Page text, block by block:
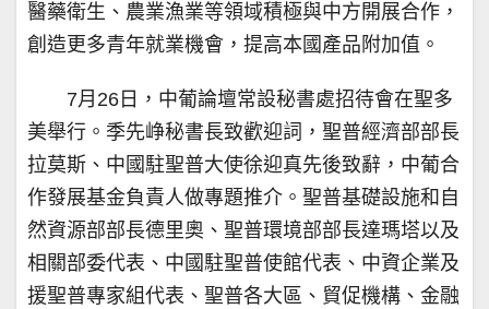
醫藥衛生、農業漁業等領域積極與中方開展合作，
創造更多青年就業機會，提高本國產品附加值。
7月26日，中葡論壇常設秘書處招待會在聖多
美舉行。季先峥秘書長致歡迎詞，聖普經濟部部長
拉莫斯、中國駐聖普大使徐迎真先後致辭，中葡合
作發展基金負責人做專題推介。聖普基礎設施和自
然資源部部長德里奧、聖普環境部部長達瑪塔以及
相關部委代表、中國駐聖普使館代表、中資企業及
援聖普專家組代表、聖普各大區、貿促機構、金融